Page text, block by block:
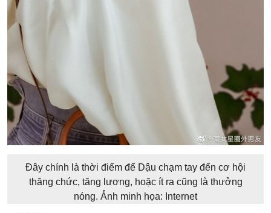
Đây chính là thời điểm để Dậu chạm tay đến cơ hội
thăng chức, tăng lương, hoặc ít ra cũng là thưởng
nóng. Ảnh minh họa: Internet